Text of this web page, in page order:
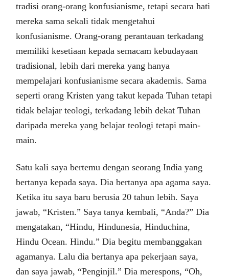
tradisi orang-orang konfusianisme, tetapi secara hati
mereka sama sekali tidak mengetahui
konfusianisme. Orang-orang perantauan terkadang
memiliki kesetiaan kepada semacam kebudayaan
tradisional, lebih dari mereka yang hanya
mempelajari konfusianisme secara akademis. Sama
seperti orang Kristen yang takut kepada Tuhan tetapi
tidak belajar teologi, terkadang lebih dekat Tuhan
daripada mereka yang belajar teologi tetapi main-
main.
Satu kali saya bertemu dengan seorang India yang
bertanya kepada saya. Dia bertanya apa agama saya.
Ketika itu saya baru berusia 20 tahun lebih. Saya
jawab, “Kristen.” Saya tanya kembali, “Anda?” Dia
mengatakan, “Hindu, Hindunesia, Hinduchina,
Hindu Ocean. Hindu.” Dia begitu membanggakan
agamanya. Lalu dia bertanya apa pekerjaan saya,
dan saya jawab, “Penginjil.” Dia merespons, “Oh,